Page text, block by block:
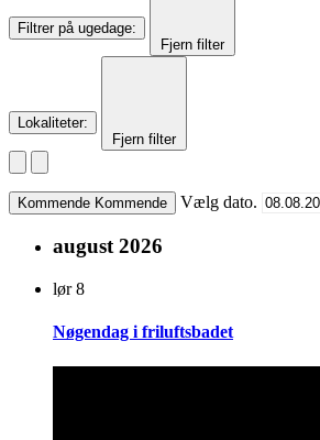
Filtrer på ugedage:
Fjern filter
Lokaliteter:
Fjern filter
Kommende Kommende Vælg dato.
august 2026
lør8
Nøgendag i friluftsbadet